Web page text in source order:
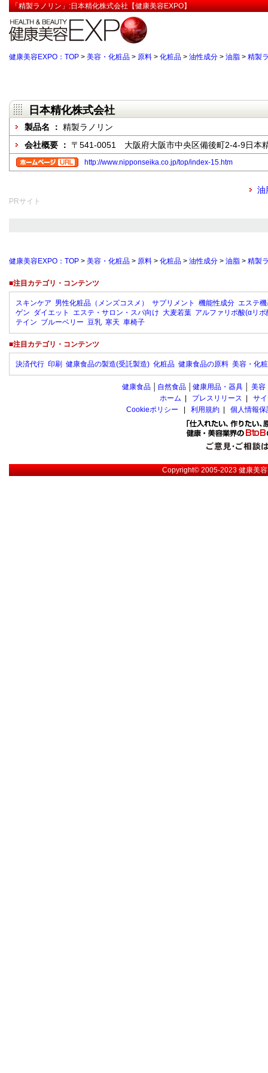
「精製ラノリン」:日本精化株式会社【健康美容EXPO】
健康美容EXPO：TOP > 美容・化粧品 > 原料 > 化粧品 > 油性成分 > 油脂 > 精製
日本精化株式会社
製品名 ： 精製ラノリン
会社概要 ： 〒541-0051 大阪府大阪市中央区備後町2-4-9日本
http://www.nipponseika.co.jp/top/index-15.htm
油
PRサイト
健康美容EXPO：TOP > 美容・化粧品 > 原料 > 化粧品 > 油性成分 > 油脂 > 精製
■注目カテゴリ・コンテンツ
スキンケア 男性化粧品（メンズコスメ） サプリメント 機能性成分 エステ
ゲン ダイエット エステ・サロン・スパ向け 大麦若葉 アルファリポ酸(αリポ
テイン ブルーベリー 豆乳 寒天 車椅子
■注目カテゴリ・コンテンツ
決済代行 印刷 健康食品の製造(受託製造) 化粧品 健康食品の原料 美容・化
健康食品 自然食品 健康用品・器具 美容
ホーム
プレスリリース
サ
Cookieポリシー
利用規約 個人情報
Copyright© 2005-2023健康美